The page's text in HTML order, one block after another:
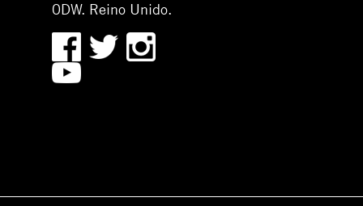
0DW. Reino Unido.